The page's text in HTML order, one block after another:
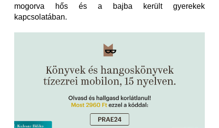
mogorva hős és a bajba került gyerekek
kapcsolatában.